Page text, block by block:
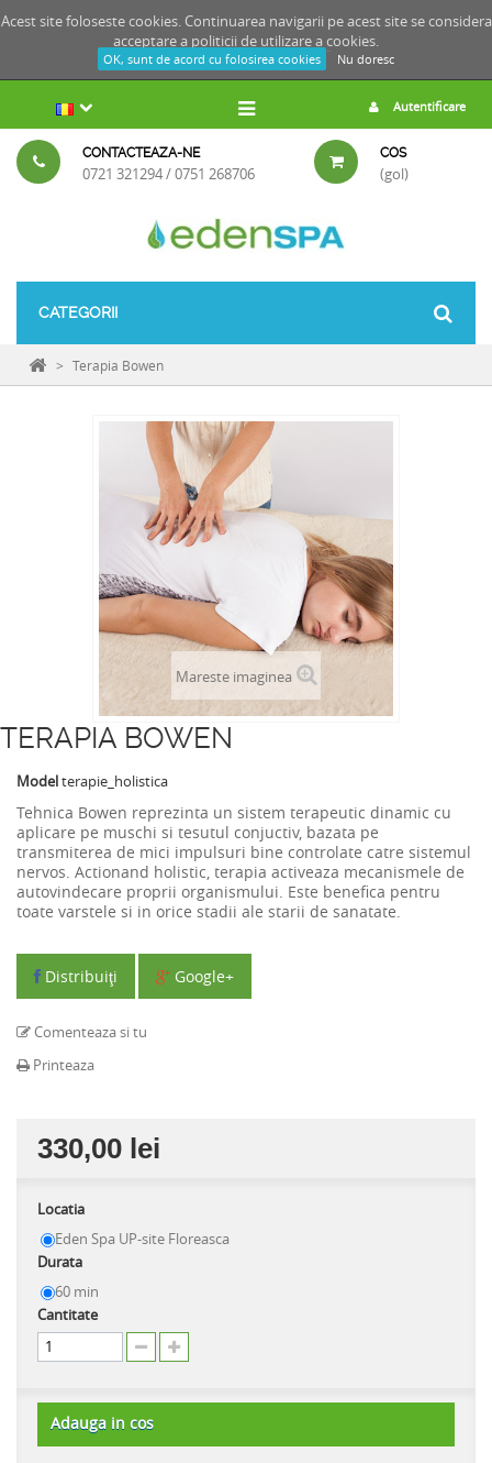
Acest site foloseste cookies. Continuarea navigarii pe acest site se considera
acceptare a politicii de utilizare a cookies.
OK, sunt de acord cu folosirea cookies Nu doresc
Autentificare
CONTACTEAZA-NE
0721 321294 / 0751 268706
COS
(gol)
CATEGORII
> Terapia Bowen
Mareste imaginea
TERAPIA BOWEN
Modelterapie_holistica
Tehnica Bowen reprezinta un sistem terapeutic dinamic cu
aplicare pe muschi si tesutul conjuctiv, bazata pe
transmiterea de mici impulsuri bine controlate catre sistemul
nervos. Actionand holistic, terapia activeaza mecanismele de
autovindecare proprii organismului. Este benefica pentru
toate varstele si in orice stadii ale starii de sanatate.
Distribuiţi Google+
Comenteaza si tu
Printeaza
330,00 lei
Locatia
Eden Spa UP-site Floreasca
Durata
60 min
Cantitate
Adauga in cos